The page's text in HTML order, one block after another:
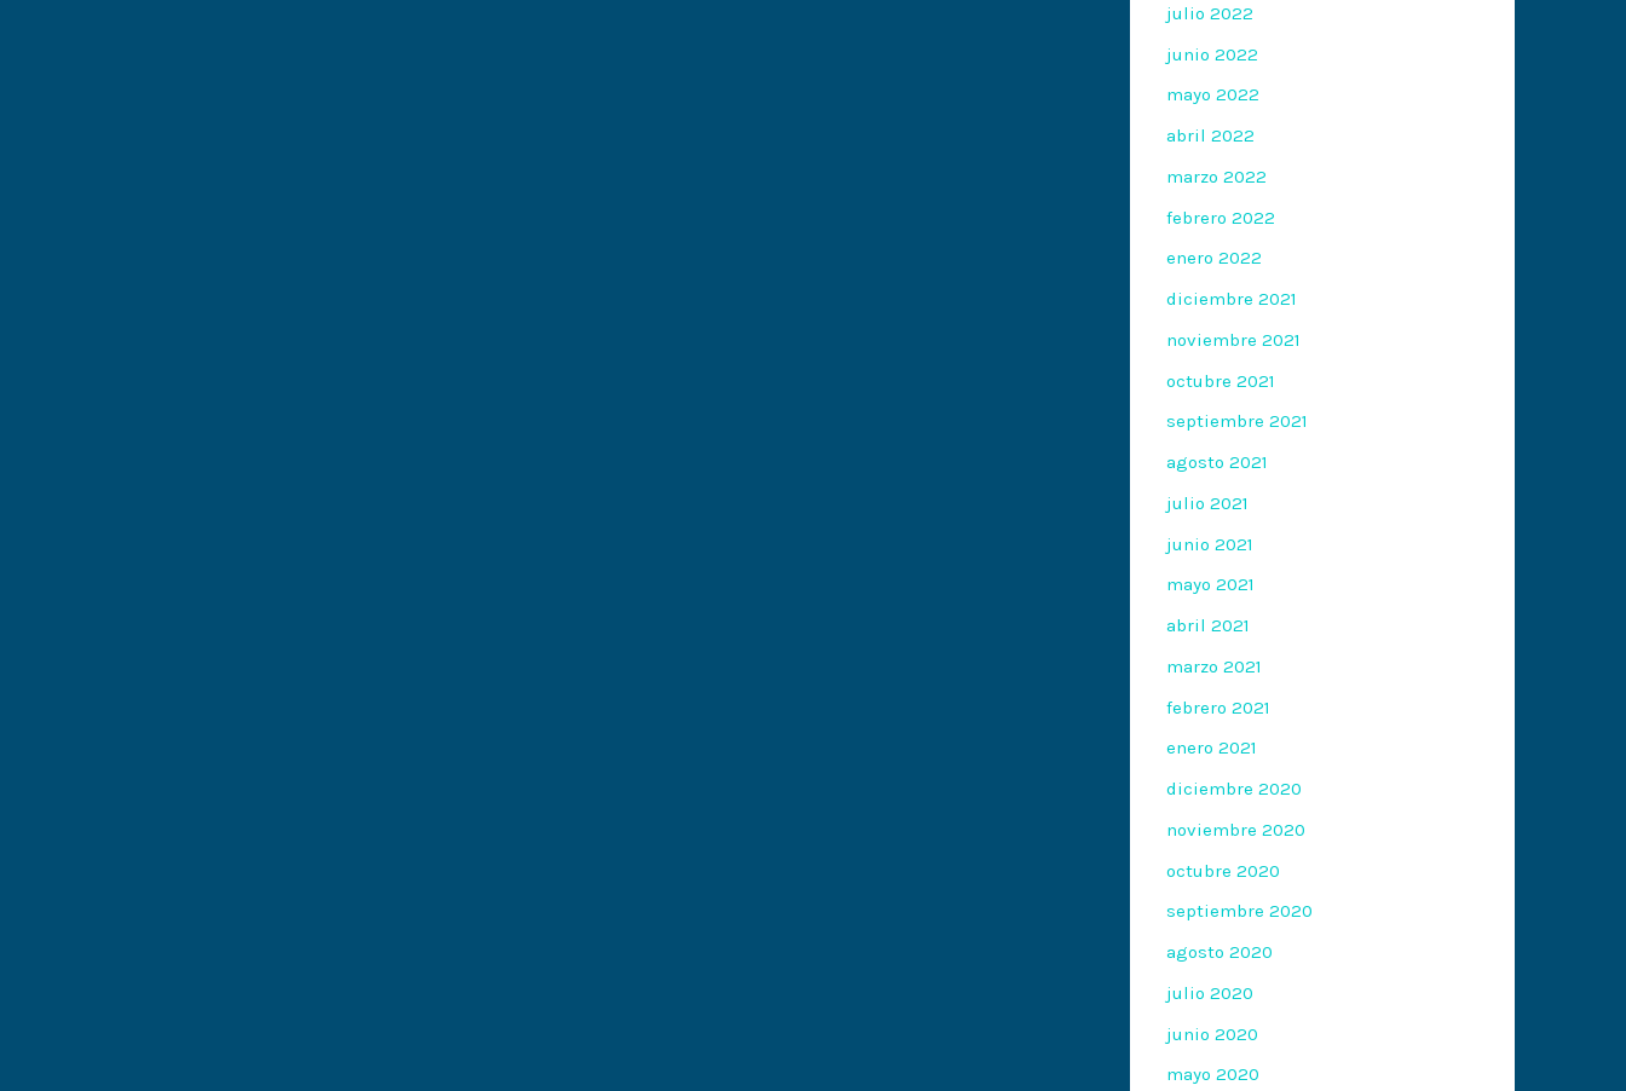
julio 2022
junio 2022
mayo 2022
abril 2022
marzo 2022
febrero 2022
enero 2022
diciembre 2021
noviembre 2021
octubre 2021
septiembre 2021
agosto 2021
julio 2021
junio 2021
mayo 2021
abril 2021
marzo 2021
febrero 2021
enero 2021
diciembre 2020
noviembre 2020
octubre 2020
septiembre 2020
agosto 2020
julio 2020
junio 2020
mayo 2020